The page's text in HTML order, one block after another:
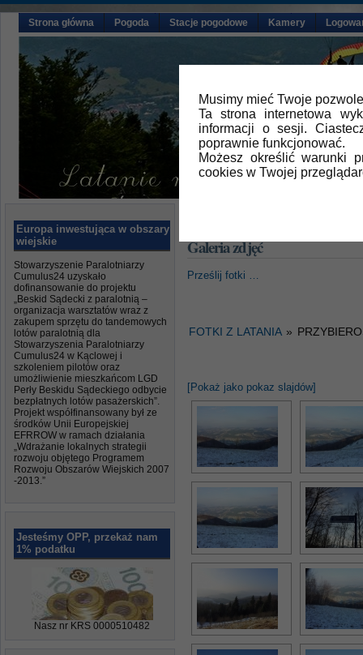
Musimy mieć Twoje
Ta strona internetowa
informacji o sesji.
poprawnie funkcjonować.
Możesz określić warunki
cookies w Twojej
Strona główna Pogoda Stacje pogodowe Kamery
Europa inwestująca w obszary
wiejskie
Stowarzyszenie Paralotniarzy
Cumulus24 uzyskało
dofinansowanie do projektu
„Beskid Sądecki z paralotnią –
organizacja warsztatów wraz z
zakupem sprzętu do tandemowych
lotów paralotnią dla
Stowarzyszenia Paralotniarzy
Cumulus24 w Kąclowej i
szkoleniem pilotów oraz
umożliwienie mieszkańcom LGD
Perły Beskidu Sądeckiego odbycie
bezpłatnych lotów pasażerskich”.
Projekt współfinansowany był ze
środków Unii Europejskiej
EFRROW w ramach działania
„Wdrażanie lokalnych strategii
rozwoju objętego Programem
Rozwoju Obszarów Wiejskich 2007
-2013.”
Jesteśmy OPP, przekaż nam
1% podatku
Nasz nr KRS 0000510482
Galeria zdjęć
Prześlij fotki …
FOTKI Z LATANIA »
[Pokaż jako pokaz slajdów]